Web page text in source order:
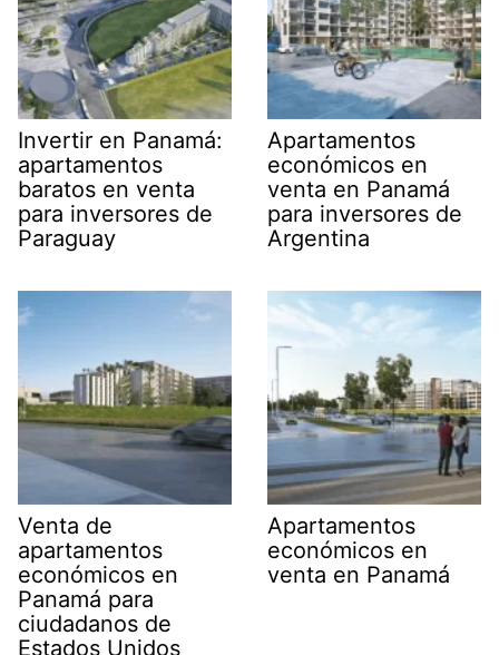
Invertir en Panamá:
apartamentos
baratos en venta
para inversores de
Paraguay
Apartamentos
económicos en
venta en Panamá
para inversores de
Argentina
Venta de
apartamentos
económicos en
Panamá para
ciudadanos de
Estados Unidos
Apartamentos
económicos en
venta en Panamá